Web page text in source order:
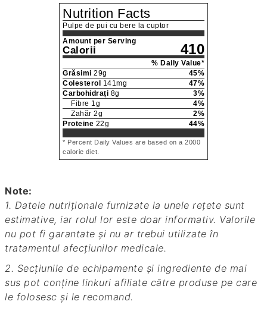
Nutrition Facts
Pulpe de pui cu bere la cuptor
Amount per Serving
Calorii 410
% Daily Value*
Grăsimi 29g 45%
Colesterol
141mg 47%
Carbohidrați 8g 3%
Fibre 1g 4%
Zahăr 2g 2%
Proteine 22g 44%
* Percent Daily Values are based on a 2000
calorie diet.
Note:
1. Datele nutriționale furnizate la unele rețete sunt
estimative, iar rolul lor este doar informativ. Valorile
nu pot fi garantate și nu ar trebui utilizate în
tratamentul afecțiunilor medicale.
2. Secțiunile de echipamente și ingrediente de mai
sus pot conține linkuri afiliate către produse pe care
le folosesc și le recomand.